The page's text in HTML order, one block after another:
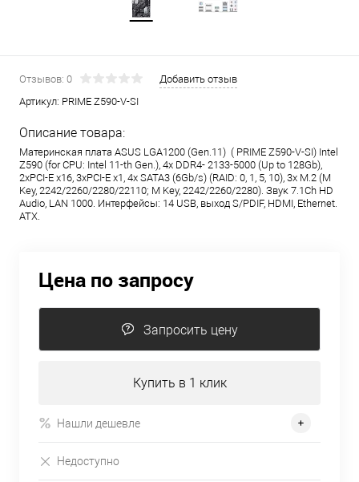
Отзывов: 0
Добавить отзыв
Артикул: PRIME Z590-V-SI
Описание товара:
Материнская плата ASUS LGA1200 (Gen.11) ( PRIME Z590-V-SI) Intel
Z590 (for CPU: Intel 11-th Gen.), 4x DDR4- 2133-5000 (Up to 128Gb),
2xPCI-E x16, 3xPCI-E x1, 4x SATA3 (6Gb/s) (RAID: 0, 1, 5, 10), 3x M.2 (M
Key, 2242/2260/2280/22110; M Key, 2242/2260/2280). Звук 7.1Ch HD
Audio, LAN 1000. Интерфейсы: 14 USB, выход S/PDIF, HDMI, Ethernet.
ATX.
Цена по запросу
Запросить цену
Купить в 1 клик
Нашли дешевле
Недоступно